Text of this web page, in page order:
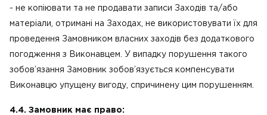
- не копіювати та не продавати записи Заходів та/або
матеріали, отримані на Заходах, не використовувати їх для
проведення Замовником власних заходів без додаткового
погодження з Виконавцем. У випадку порушення такого
зобов’язання Замовник зобов’язується компенсувати
Виконавцю упущену вигоду, спричинену цим порушенням.
4.4. Замовник має право: